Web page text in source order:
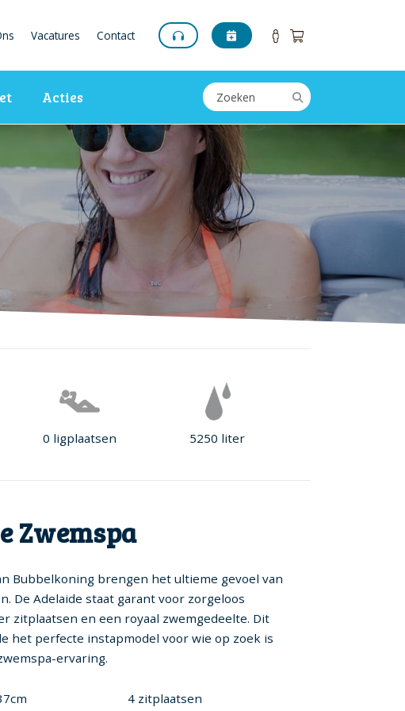
Vacatures Contact
Acties
0 ligplaatsen 5250 liter
Zwemspa
Bubbelkoning brengen het ultieme gevoel van
De Adelaide staat garant voor zorgeloos
zitplaatsen en een royaal zwemgedeelte. Dit
het perfecte instapmodel voor wie op zoek is
ervaring.
4 zitplaatsen